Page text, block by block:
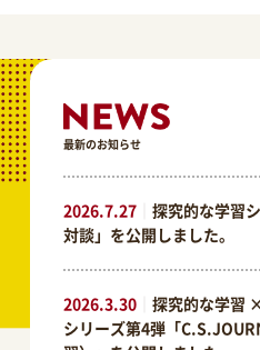
最新のお知らせ
2026.7.27｜ 探究的な学習
対談」を公開しました。
2026.3.30｜ 探究的な学習
シリーズ第4弾「